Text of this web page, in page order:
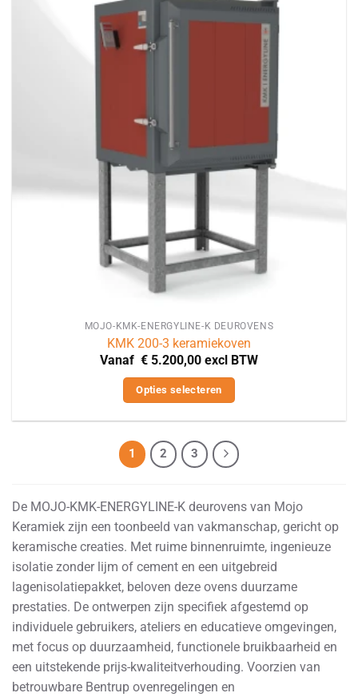
MOJO-KMK-ENERGYLINE-K DEUROVENS
KMK 200-3 keramiekoven
Vanaf € 5.200,00 excl BTW
Opties selecteren
heeft
meerdere
Deze
optie
kan
gekozen
worden
op
de
productpagina
1 2 3
De MOJO-KMK-ENERGYLINE-K deurovens van Mojo
Keramiek zijn een toonbeeld van vakmanschap, gericht op
keramische creaties. Met ruime binnenruimte, ingenieuze
isolatie zonder lijm of cement en een uitgebreid
lagenisolatiepakket, beloven deze ovens duurzame
prestaties. De ontwerpen zijn specifiek afgestemd op
individuele gebruikers, ateliers en educatieve omgevingen,
met focus op duurzaamheid, functionele bruikbaarheid en
een uitstekende prijs-kwaliteitverhouding. Voorzien van
betrouwbare Bentrup ovenregelingen en